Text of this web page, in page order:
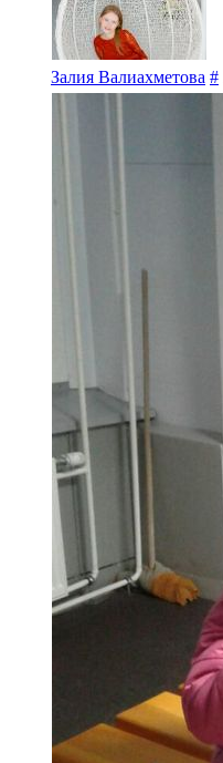
Залия Валиахметова #